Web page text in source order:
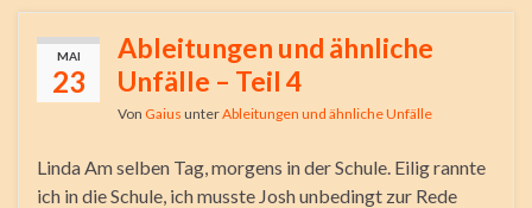
MAI
23
Ableitungen und ähnliche
Unfälle – Teil 4
Von Gaius unterAbleitungen und ähnliche Unfälle
Linda Am selben Tag, morgens in der Schule. Eilig rannte
ich in die Schule, ich musste Josh unbedingt zur Rede